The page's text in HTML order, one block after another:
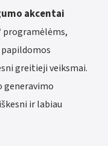
akcentai
programėlėms,
greitieji veiksmai.
generavimo
ir labiau